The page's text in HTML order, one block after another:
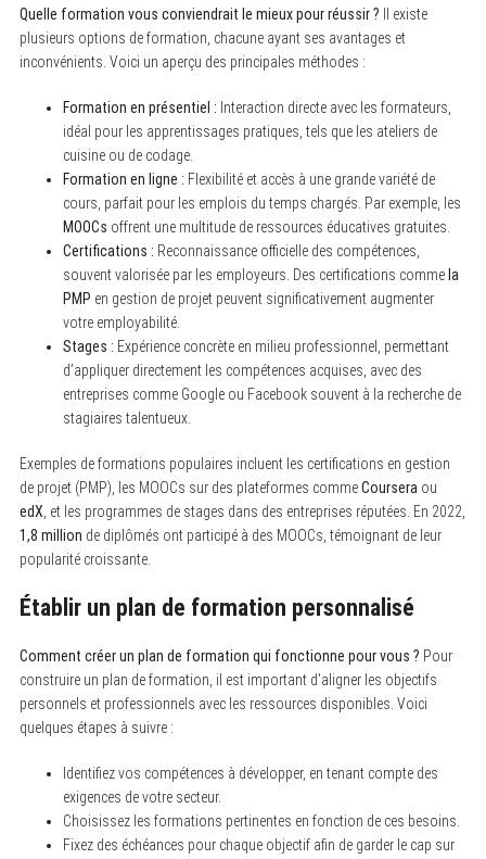
Quelle formation vous conviendrait le mieux pour réussir ? Il existe
plusieurs options de formation, chacune ayant ses avantages et
inconvénients. Voici un aperçu des principales méthodes :
Formation en présentiel : Interaction directe avec les formateurs,
idéal pour les apprentissages pratiques, tels que les ateliers de
cuisine ou de codage.
Formation en ligne : Flexibilité et accès à une grande variété de
cours, parfait pour les emplois du temps chargés. Par exemple, les
MOOCs offrent une multitude de ressources éducatives gratuites.
Certifications : Reconnaissance officielle des compétences,
souvent valorisée par les employeurs. Des certifications commela
PMP en gestion de projet peuvent significativement augmenter
votre employabilité.
Stages : Expérience concrète en milieu professionnel, permettant
d’appliquer directement les compétences acquises, avec des
entreprises comme Google ou Facebook souvent à la recherche de
stagiaires talentueux.
Exemples de formations populaires incluent les certifications en gestion
de projet (PMP), les MOOCs sur des plateformes commeCoursera ou
edX , et les programmes de stages dans des entreprises réputées. En 2022,
1,8 million de diplômés ont participé à des MOOCs, témoignant de leur
popularité croissante.
Établir un plan de formation personnalisé
Comment créer un plan de formation qui fonctionne pour vous ? Pour
construire un plan de formation, il est important d’aligner les objectifs
personnels et professionnels avec les ressources disponibles. Voici
quelques étapes à suivre :
Identifiez vos compétences à développer, en tenant compte des
exigences de votre secteur.
Choisissez les formations pertinentes en fonction de ces besoins.
Fixez des échéances pour chaque objectif afin de garder le cap sur
S
a
c
h
f